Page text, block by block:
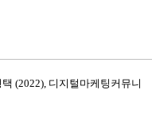
털마케팅커뮤니